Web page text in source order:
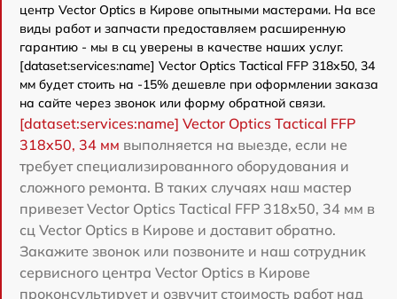
центр Vector Optics в Кирове опытными мастерами. На все
виды работ и запчасти предоставляем расширенную
гарантию - мы в сц уверены в качестве наших услуг.
[dataset:services:name] Vector Optics Tactical FFP 318x50, 34
мм будет стоить на -15% дешевле при оформлении заказа
на сайте через звонок или форму обратной связи.
[dataset:services:name] Vector Optics Tactical FFP
318x50, 34 мм выполняется на выезде, если не
требует специализированного оборудования и
сложного ремонта. В таких случаях наш мастер
привезет Vector Optics Tactical FFP 318x50, 34 мм в
сц Vector Optics в Кирове и доставит обратно.
Закажите звонок или позвоните и наш сотрудник
сервисного центра Vector Optics в Кирове
проконсультирует и озвучит стоимость работ над